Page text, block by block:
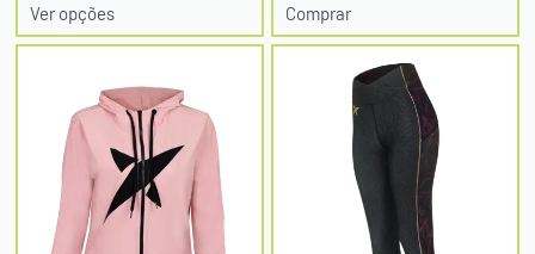
Ver opções Comprar
OU PAGUE PARCELADO NO
* O desconto será aplicado automaticamente em seu carrinho.